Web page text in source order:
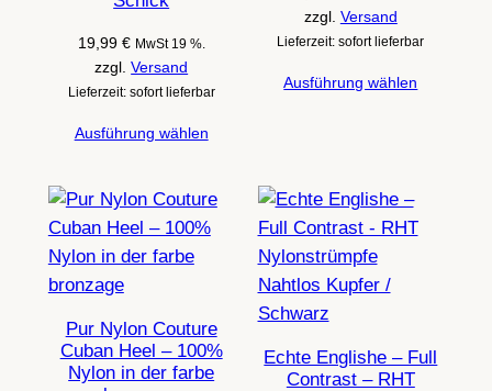
19,99 € MwSt 19 %.
zzgl.Versand
Lieferzeit: sofort lieferbar
Ausführung wählen
zzgl. Versand
Lieferzeit: sofort lieferbar
Ausführung wählen
Pur Nylon Couture
Cuban Heel – 100%
Nylon in der farbe
Echte Englishe – Full
Contrast – RHT